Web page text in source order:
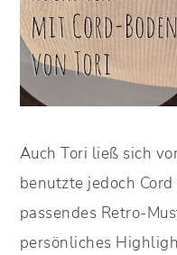
Auch Tori ließ sich
benutzte jedoch
passendes Retro-
persönliches